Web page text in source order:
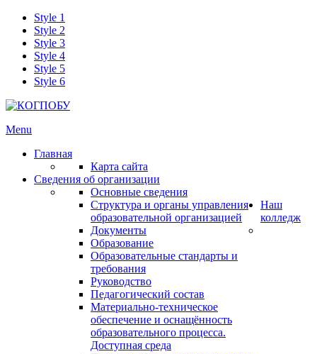
Style 1
Style 2
Style 3
Style 4
Style 5
Style 6
Menu
Главная
Карта сайта
Сведения об организации
Основные сведения
Структура и органы управления
образовательной организацией
Документы
Образование
Образовательные стандарты и
требования
Руководство
Педагогический состав
Материально-техническое
обеспечение и оснащённость
образовательного процесса.
Доступная среда
Наш
колледж